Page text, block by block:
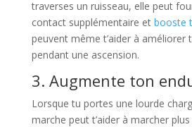
traverses un ruisseau, elle peut
contact supplémentaire et booste
peuvent même t’aider à améliorer
pendant une ascension.
3. Augmente ton
Lorsque tu portes une lourde
marche peut t’aider à marcher